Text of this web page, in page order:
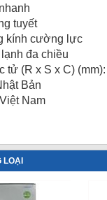
tuyết
kính cường lực
đa chiều
tử (R x S x C)
Bản
Nam
LOẠI